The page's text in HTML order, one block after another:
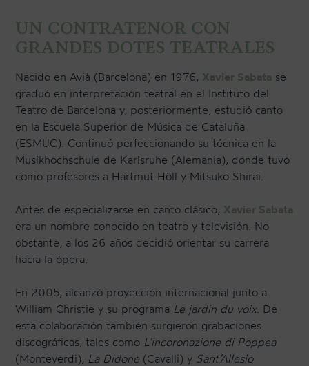
UN CONTRATENOR CON
GRANDES DOTES TEATRALES
Nacido en Avià (Barcelona) en 1976, Xavier Sabata se
graduó en interpretación teatral en el Instituto del
Teatro de Barcelona y, posteriormente, estudió canto
en la Escuela Superior de Música de Cataluña
(ESMUC). Continuó perfeccionando su técnica en la
Musikhochschule de Karlsruhe (Alemania), donde tuvo
como profesores a Hartmut Höll y Mitsuko Shirai.
Antes de especializarse en canto clásico, Xavier Sabata
era un nombre conocido en teatro y televisión. No
obstante, a los 26 años decidió orientar su carrera
hacia la ópera.
En 2005, alcanzó proyección internacional junto a
William Christie y su programa Le jardin du voix. De
esta colaboración también surgieron grabaciones
discográficas, tales como L’incoronazione di Poppea
(Monteverdi), La Didone (Cavalli) y Sant’Allesio